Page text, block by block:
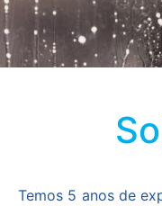
Temos 5 anos de